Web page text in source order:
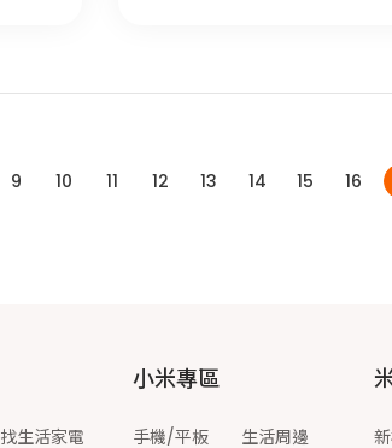
9 10 11 12 13 14 15 16
找生活家電
小米專區
手機/平板 生活周邊